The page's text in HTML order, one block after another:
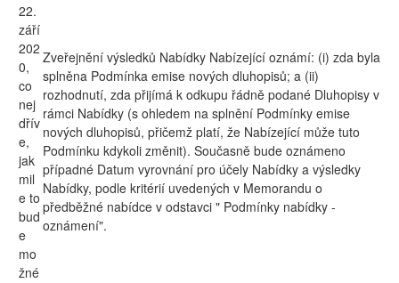
22.
září
202
0,
co
nej
dřív
e,
jak
mil
e to
bud
e
mo
žné
Zveřejnění výsledků Nabídky Nabízející oznámí: (i) zda byla
splněna Podmínka emise nových dluhopisů; a (ii)
rozhodnutí, zda přijímá k odkupu řádně podané Dluhopisy v
rámci Nabídky (s ohledem na splnění Podmínky emise
nových dluhopisů, přičemž platí, že Nabízející může tuto
Podmínku kdykoli změnit). Současně bude oznámeno
případné Datum vyrovnání pro účely Nabídky a výsledky
Nabídky, podle kritérií uvedených v Memorandu o
předběžné nabídce v odstavci " Podmínky nabídky -
oznámení".